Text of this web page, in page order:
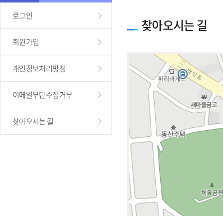
로그인
회원가입
개인정보처리방침
이메일무단수집거부
찾아오시는 길
찾아오시는 길